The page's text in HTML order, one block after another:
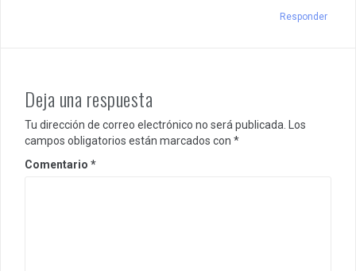
Responder
Deja una respuesta
Tu dirección de correo electrónico no será publicada.
Los
campos obligatorios están marcados con *
Comentario *